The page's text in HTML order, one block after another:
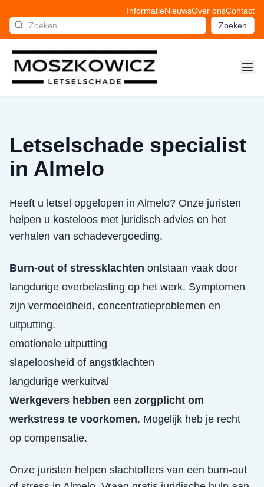
InformatieNieuwsOver onsContact
Zoeken
Letselschade specialist
in Almelo
Heeft u letsel opgelopen in Almelo? Onze juristen
helpen u kosteloos met juridisch advies en het
verhalen van schadevergoeding.
Burn-out of stressklachten ontstaan vaak door
langdurige overbelasting op het werk. Symptomen
zijn vermoeidheid, concentratieproblemen en
uitputting.
emotionele uitputting
slapeloosheid of angstklachten
langdurige werkuitval
Werkgevers hebben een zorgplicht om
werkstress te voorkomen. Mogelijk heb je recht
op compensatie.
Onze juristen helpen slachtoffers van een burn-out